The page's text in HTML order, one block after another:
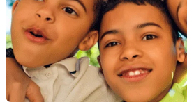
Listas
Como ler?
Na escola